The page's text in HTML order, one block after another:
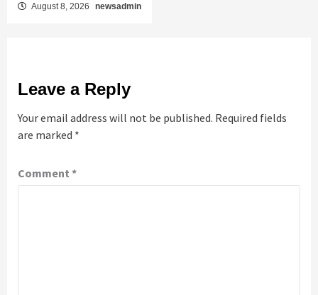
August 8, 2026 newsadmin
Leave a Reply
Your email address will not be published. Required fields
are marked *
Comment *